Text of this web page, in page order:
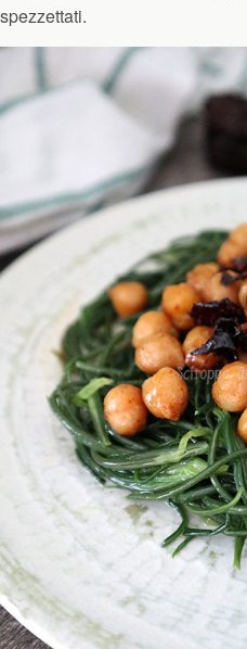
spezzettati.